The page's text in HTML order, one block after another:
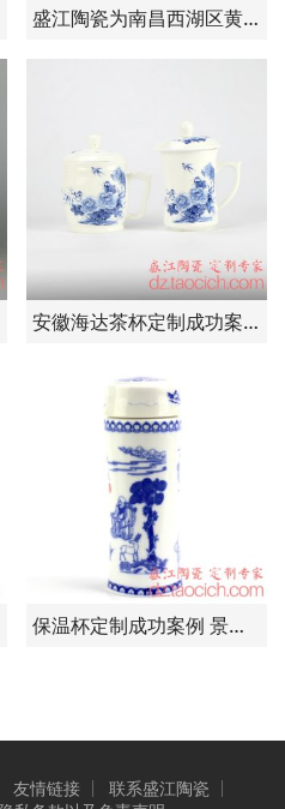
盛江陶瓷为南昌西湖区黄总定制——印有滕王阁和鄱阳湖图案的会议杯子20000个 茶杯
安徽海达茶杯定制成功案例 景德镇盛江陶瓷
保温杯定制成功案例 景德镇盛江陶瓷
友情链接
联系盛江陶瓷